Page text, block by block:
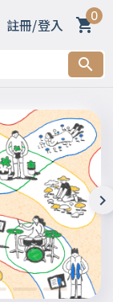
註冊/登入 0